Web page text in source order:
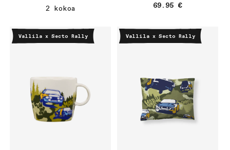
2 kokoa
Normaalihinta
69.95 €
Vallila x Secto Rally Vallila x Secto Rally